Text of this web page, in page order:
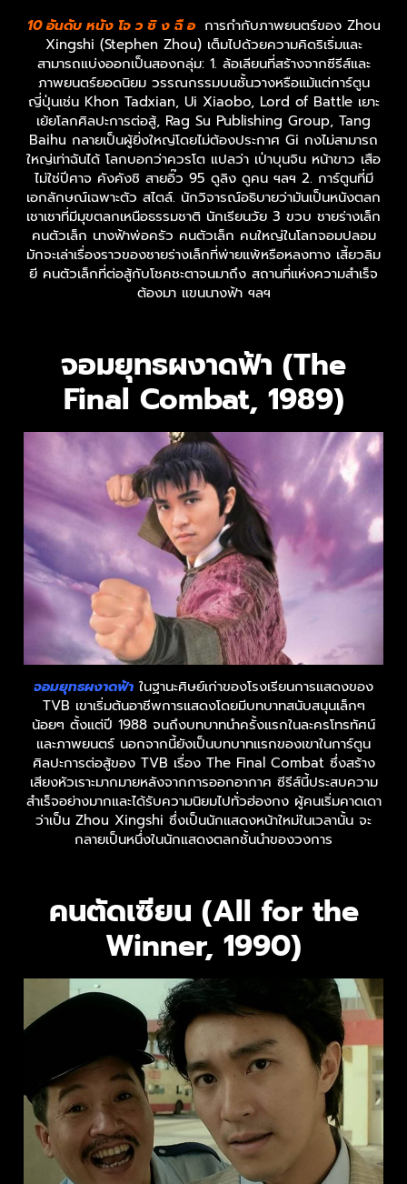
10 อันดับ หนัง โจ ว ซิ ง ฉื อ การกำกับภาพยนตร์ของ Zhou
Xingshi (Stephen Zhou) เต็มไปด้วยความคิดริเริ่มและ
สามารถแบ่งออกเป็นสองกลุ่ม: 1. ล้อเลียนที่สร้างจากซีรีส์และ
ภาพยนตร์ยอดนิยม วรรณกรรมบนชั้นวางหรือแม้แต่การ์ตูน
ญี่ปุ่นเช่น Khon Tadxian, Ui Xiaobo, Lord of Battle เยาะ
เย้ยโลกศิลปะการต่อสู้, Rag Su Publishing Group, Tang
Baihu กลายเป็นผู้ยิ่งใหญ่โดยไม่ต้องประกาศ Gi กงไม่สามารถ
ใหญ่เท่าฉันได้ โลกบอกว่าควรโต แปลว่า เป่าบุนจิน หน้าขาว เสือ
ไม่ใช่ปีศาจ คังคังชิ สายอิ๊ว 95 ดูลิง ดูคน ฯลฯ 2. การ์ตูนที่มี
เอกลักษณ์เฉพาะตัว สไตล์. นักวิจารณ์อธิบายว่ามันเป็นหนังตลก
เชาเชาที่มีมุขตลกเหนือธรรมชาติ นักเรียนวัย 3 ขวบ ชายร่างเล็ก
คนตัวเล็ก นางฟ้าพ่อครัว คนตัวเล็ก คนใหญ่ในโลกจอมปลอม
มักจะเล่าเรื่องราวของชายร่างเล็กที่พ่ายแพ้หรือหลงทาง เสี้ยวลิม
ยี คนตัวเล็กที่ต่อสู้กับโชคชะตาจนมาถึง สถานที่แห่งความสำเร็จ
ต้องมา แขนนางฟ้า ฯลฯ
จอมยุทธผงาดฟ้า (The
Final Combat, 1989)
จอมยุทธผงาดฟ้า ในฐานะศิษย์เก่าของโรงเรียนการแสดงของ
TVB เขาเริ่มต้นอาชีพการแสดงโดยมีบทบาทสนับสนุนเล็กๆ
น้อยๆ ตั้งแต่ปี 1988 จนถึงบทบาทนำครั้งแรกในละครโทรทัศน์
และภาพยนตร์ นอกจากนี้ยังเป็นบทบาทแรกของเขาในการ์ตูน
ศิลปะการต่อสู้ของ TVB เรื่อง The Final Combat ซึ่งสร้าง
เสียงหัวเราะมากมายหลังจากการออกอากาศ ซีรีส์นี้ประสบความ
สำเร็จอย่างมากและได้รับความนิยมไปทั่วฮ่องกง ผู้คนเริ่มคาดเดา
ว่าเป็น Zhou Xingshi ซึ่งเป็นนักแสดงหน้าใหม่ในเวลานั้น จะ
กลายเป็นหนึ่งในนักแสดงตลกชั้นนำของวงการ
คนตัดเซียน (All for the
Winner, 1990)